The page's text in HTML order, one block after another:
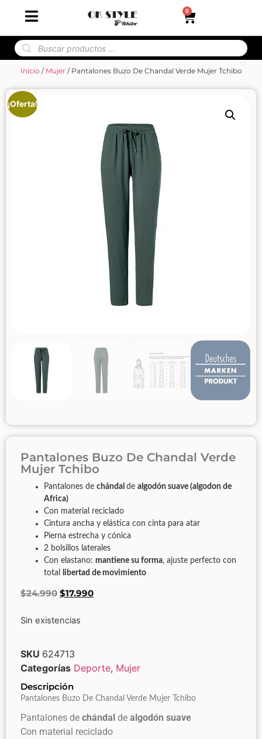
0
Inicio / Mujer/ Pantalones Buzo De Chandal Verde Mujer Tchibo
¡Oferta!
Pantalones Buzo De Chandal Verde
Mujer Tchibo
Pantalones de chándal de algodón suave (algodon de
Africa)
Con material reciclado
Cintura ancha y elástica con cinta para atar
Pierna estrecha y cónica
2 bolsillos laterales
Con elastano: mantiene su forma, ajuste perfecto con
total
libertad de movimiento
$24.990 $17.990
Sin existencias
SKU 624713
Categorías Deporte, Mujer
Descripción
Pantalones Buzo De Chandal Verde Mujer Tchibo
Pantalones de chándal de algodón suave
Con material reciclado